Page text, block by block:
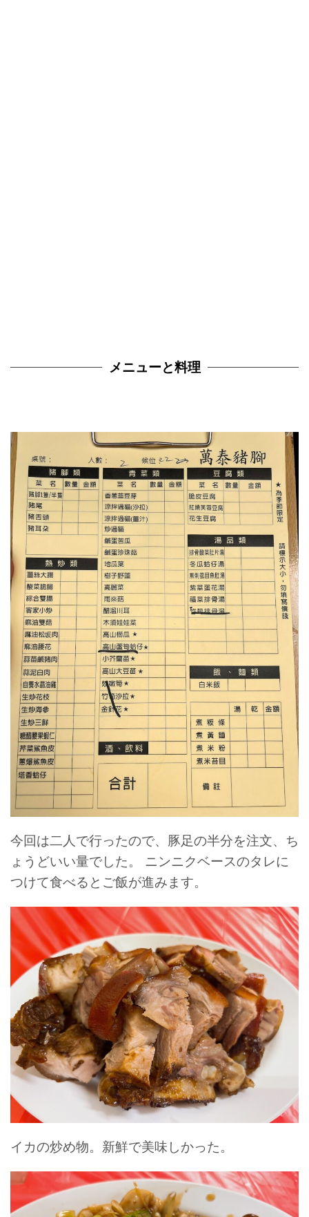
メニューと料理
今回は二人で行ったので、豚足の半分を注文、ち
ょうどいい量でした。
ニンニクベースのタレに
つけて食べるとご飯が進みます。
イカの炒め物。新鮮で美味しかった。